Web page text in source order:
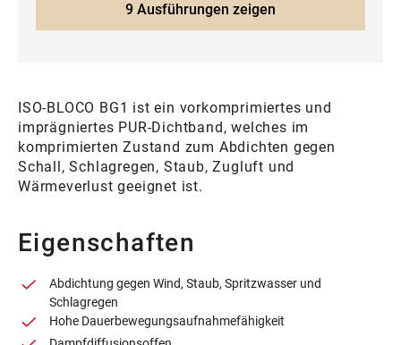
9 Ausführungen zeigen
ISO-BLOCO BG1 ist ein vorkomprimiertes und
imprägniertes PUR-Dichtband, welches im
komprimierten Zustand zum Abdichten gegen
Schall, Schlagregen, Staub, Zugluft und
Wärmeverlust geeignet ist.
Eigenschaften
Abdichtung gegen Wind, Staub, Spritzwasser und
Schlagregen
Hohe Dauerbewegungsaufnahmefähigkeit